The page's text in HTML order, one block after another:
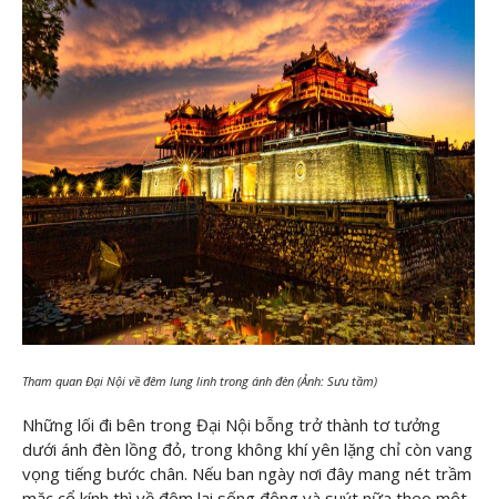
Tham quan Đại Nội về đêm lung linh trong ánh đèn (Ảnh: Sưu tầm)
Những lối đi bên trong Đại Nội bỗng trở thành tơ tưởng
dưới ánh đèn lồng đỏ, trong không khí yên lặng chỉ còn vang
vọng tiếng bước chân. Nếu ban ngày nơi đây mang nét trầm